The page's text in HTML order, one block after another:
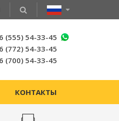
(555) 54-33-45
(772) 54-33-45
(700) 54-33-45
КОНТАКТЫ